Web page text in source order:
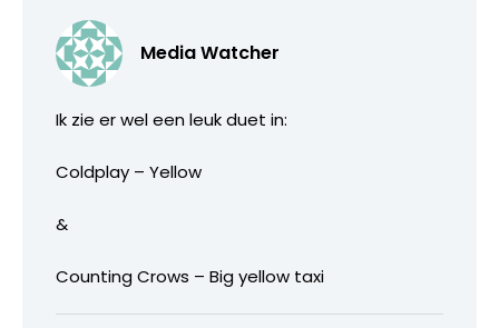
Media Watcher
Ik zie er wel een leuk duet in:
Coldplay – Yellow
&
Counting Crows – Big yellow taxi